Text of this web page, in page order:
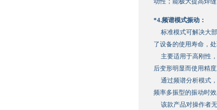
*4.频谱模式振动：
标准模式可解决大部
了设备的使用寿命，
主要适用于高刚性，
后变形明显而使用精
通过频谱分析模式，
频率多振型的振动时
该款产品对操作者